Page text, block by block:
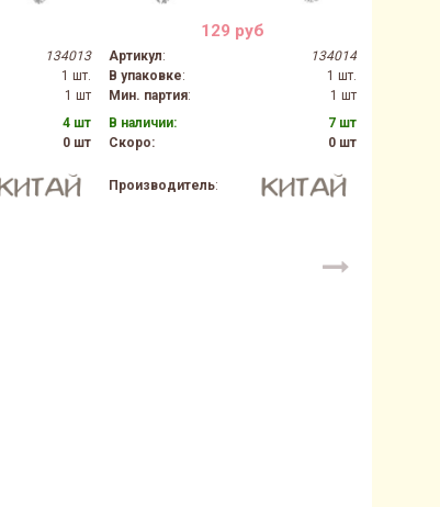
134013
1 шт.
1 шт
4 шт
0 шт
129 руб
Артикул:
134014
В упаковке:
1 шт.
Мин. партия:
1 шт
В наличии:
7 шт
Скоро:
0 шт
Производитель: